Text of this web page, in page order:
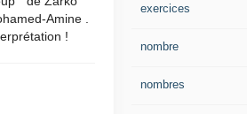
Amine .
!
exercices
nombre
nombres